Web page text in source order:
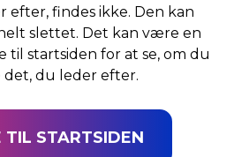
efter, findes ikke. Den kan
slettet. Det kan være en
til startsiden for at se, om du
det, du leder efter.
TIL STARTSIDEN